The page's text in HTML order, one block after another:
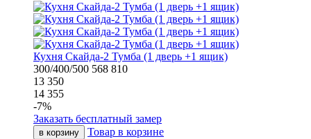
Кухня Скайда-2 Тумба (1 дверь +1 ящик)
300/400/500 568 810
13 350
14 355
-7%
Заказать бесплатный замер
в корзину Товар в корзине